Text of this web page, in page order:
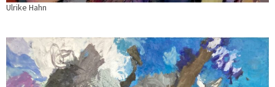
Ulrike Hahn